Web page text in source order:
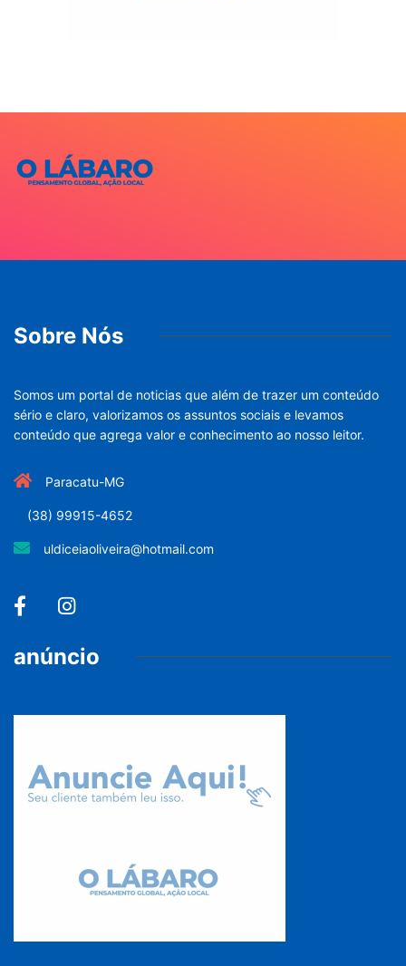
Sobre Nós
Somos um portal de noticias que além de trazer um conteúdo
sério e claro, valorizamos os assuntos sociais e levamos
conteúdo que agrega valor e conhecimento ao nosso leitor.
Paracatu-MG
(38) 99915-4652
uldiceiaoliveira@hotmail.com
anúncio